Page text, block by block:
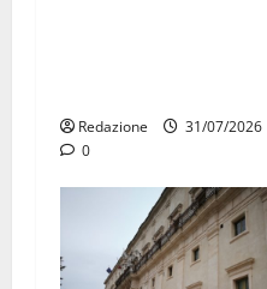
Redazione
31/07/2026
0